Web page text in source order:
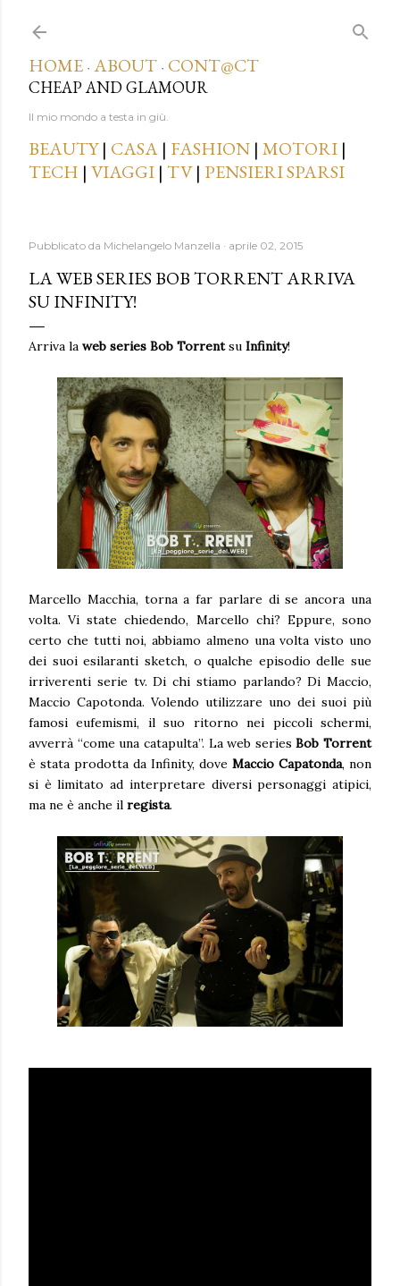
HOME · ABOUT · CONT@CT
CHEAP AND GLAMOUR
Il mio mondo a testa in giù.
BEAUTY| CASA | FASHION | MOTORI |
TECH | VIAGGI | TV| PENSIERI SPARSI
Pubblicato da Michelangelo Manzella aprile 02, 2015
LA WEB SERIES BOB TORRENT ARRIVA
SU INFINITY!
Arriva la web series Bob Torrentsu Infinity!
Marcello Macchia, torna a far parlare di se ancora una
volta. Vi state chiedendo, Marcello chi? Eppure, sono
certo che tutti noi, abbiamo almeno una volta visto uno
dei suoi esilaranti sketch, o qualche episodio delle sue
irriverenti serie tv. Di chi stiamo parlando? Di Maccio,
Maccio Capotonda. Volendo utilizzare uno dei suoi più
famosi eufemismi, il suo ritorno nei piccoli schermi,
avverrà “come una catapulta”. La web seriesBob Torrent
è stata prodotta da Infinity, dove Maccio Capatonda, non
si è limitato ad interpretare diversi personaggi atipici,
ma ne è anche il regista.